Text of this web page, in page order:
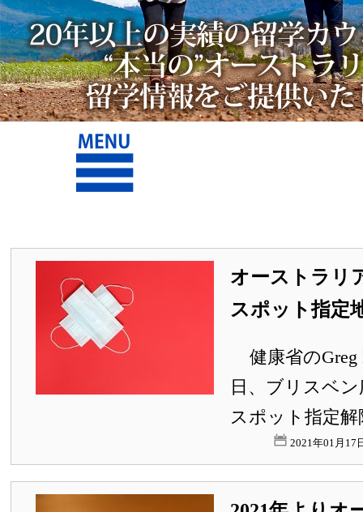
オーストラリ
スポット指定
健康省のGreg
日、ブリスベ
スポット指定
2021年01月17